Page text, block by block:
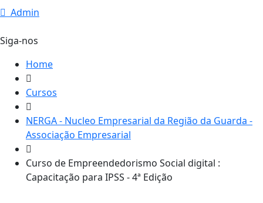
Admin
Siga-nos
Home
Cursos
NERGA - Nucleo Empresarial da Região da Guarda -
Associação Empresarial
Curso de Empreendedorismo Social digital :
Capacitação para IPSS - 4ª Edição